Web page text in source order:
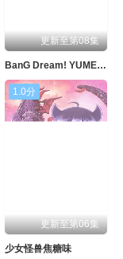
第144集
第152集
第168集
更新至第08集
BanG Dream! YUME∞MITA
1.0分
更新至第06集
少女怪兽焦糖味